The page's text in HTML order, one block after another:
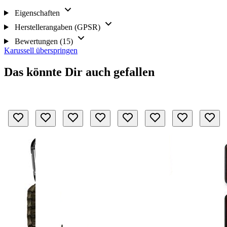
Eigenschaften
Herstellerangaben (GPSR)
Bewertungen (15)
Karussell überspringen
Das könnte Dir auch gefallen